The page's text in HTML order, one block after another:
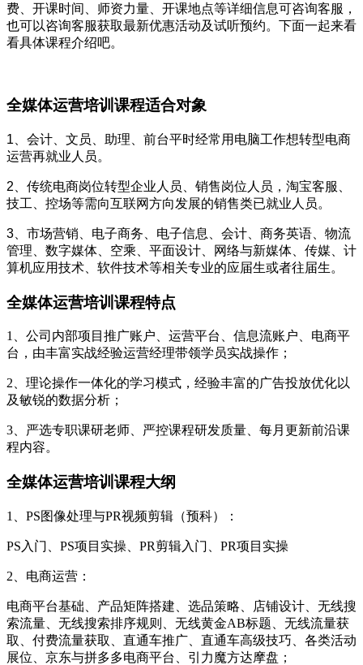
费、开课时间、师资力量、开课地点等详细信息可咨询客服，
也可以咨询客服获取最新优惠活动及试听预约。下面一起来看
看具体课程介绍吧。
全媒体运营培训课程适合对象
1、会计、文员、助理、前台平时经常用电脑工作想转型电商
运营再就业人员。
2、传统电商岗位转型企业人员、销售岗位人员，淘宝客服、
技工、控场等需向互联网方向发展的销售类已就业人员。
3、市场营销、电子商务、电子信息、会计、商务英语、物流
管理、数字媒体、空乘、平面设计、网络与新媒体、传媒、计
算机应用技术、软件技术等相关专业的应届生或者往届生。
全媒体运营培训课程特点
1、公司内部项目推广账户、运营平台、信息流账户、电商平
台，由丰富实战经验运营经理带领学员实战操作；
2、理论操作一体化的学习模式，经验丰富的广告投放优化以
及敏锐的数据分析；
3、严选专职课研老师、严控课程研发质量、每月更新前沿课
程内容。
全媒体运营培训课程大纲
1、PS图像处理与PR视频剪辑（预科）：
PS入门、PS项目实操、PR剪辑入门、PR项目实操
2、电商运营：
电商平台基础、产品矩阵搭建、选品策略、店铺设计、无线搜
索流量、无线搜索排序规则、无线黄金AB标题、无线流量获
取、付费流量获取、直通车推广、直通车高级技巧、各类活动
展位、京东与拼多多电商平台、引力魔方达摩盘；